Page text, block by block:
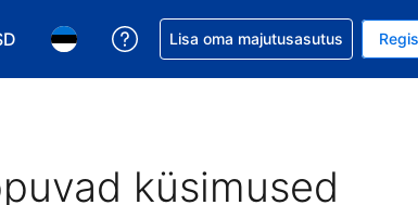
valuuta. Praegune valitud valuuta on USA dollar
Vali keel. Praegune valitud keel on Eesti
Saa broneeringuga abi
Lisa oma majutusasutus
küsimused